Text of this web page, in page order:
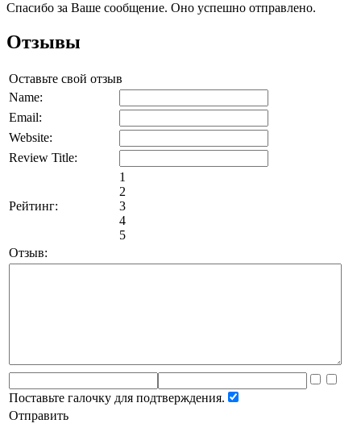
Спасибо за Ваше сообщение. Оно успешно отправлено.
Отзывы
Оставьте свой отзыв
Name:
Email:
Website:
Review Title:
Рейтинг:
1
2
3
4
5
Отзыв:
Поставьте галочку для подтверждения.
Отправить